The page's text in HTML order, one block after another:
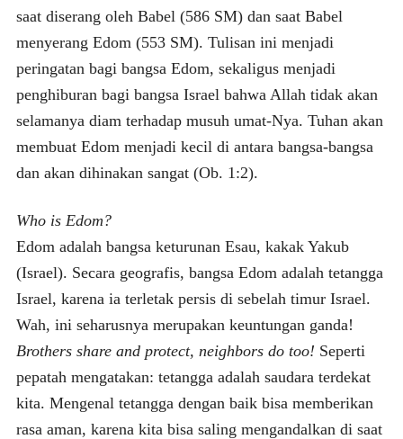
saat diserang oleh Babel (586 SM) dan saat Babel
menyerang Edom (553 SM). Tulisan ini menjadi
peringatan bagi bangsa Edom, sekaligus menjadi
penghiburan bagi bangsa Israel bahwa Allah tidak akan
selamanya diam terhadap musuh umat-Nya. Tuhan akan
membuat Edom menjadi kecil di antara bangsa-bangsa
dan akan dihinakan sangat (Ob. 1:2).
Who is Edom?
Edom adalah bangsa keturunan Esau, kakak Yakub
(Israel). Secara geografis, bangsa Edom adalah tetangga
Israel, karena ia terletak persis di sebelah timur Israel.
Wah, ini seharusnya merupakan keuntungan ganda!
Brothers share and protect, neighbors do too! Seperti
pepatah mengatakan: tetangga adalah saudara terdekat
kita. Mengenal tetangga dengan baik bisa memberikan
rasa aman, karena kita bisa saling mengandalkan di saat